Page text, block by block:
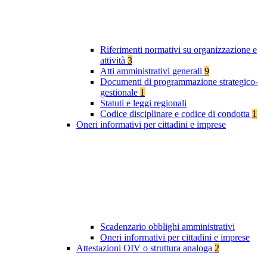
Riferimenti normativi su organizzazione e
attività 3
Atti amministrativi generali 9
Documenti di programmazione strategico-
gestionale 1
Statuti e leggi regionali
Codice disciplinare e codice di condotta 1
Oneri informativi per cittadini e imprese
Scadenzario obblighi amministrativi
Oneri informativi per cittadini e imprese
Attestazioni OIV o struttura analoga 2